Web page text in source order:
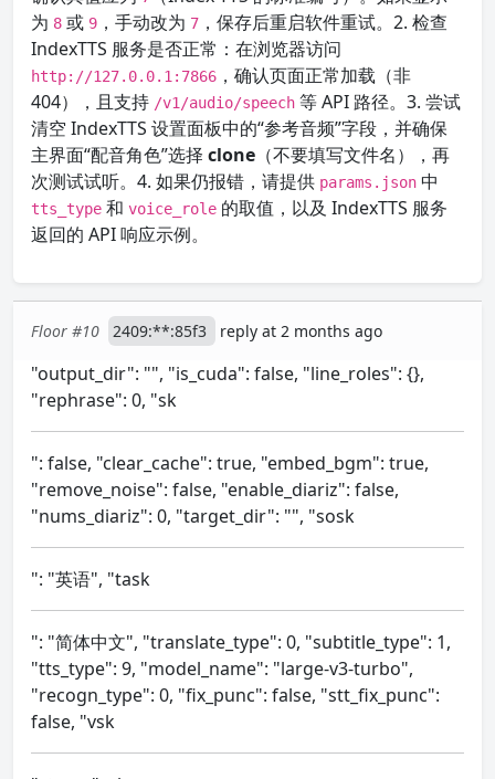
为 8 或 9 ，手动改为 7 ，保存后重启软件重试。2. 检查
IndexTTS 服务是否正常：在浏览器访问
http://127.0.0.1:7866 ，确认页面正常加载（非
404），且支持 /v1/audio/speech 等 API 路径。3. 尝试
清空 IndexTTS 设置面板中的“参考音频”字段，并确保
主界面“配音角色”选择 clone （不要填写文件名），再
次测试试听。4. 如果仍报错，请提供 params.json 中
tts_type 和 voice_role 的取值，以及 IndexTTS 服务
返回的 API 响应示例。
Floor #10 2409:**:85f3 reply at 2 months ago
"output_dir": "", "is_cuda": false, "line_roles": {},
"rephrase": 0, "sk
": false, "clear_cache": true, "embed_bgm": true,
"remove_noise": false, "enable_diariz": false,
"nums_diariz": 0, "target_dir": "", "sosk
": "英语", "task
": "简体中文", "translate_type": 0, "subtitle_type": 1,
"tts_type": 9, "model_name": "large-v3-turbo",
"recogn_type": 0, "fix_punc": false, "stt_fix_punc":
false, "vsk